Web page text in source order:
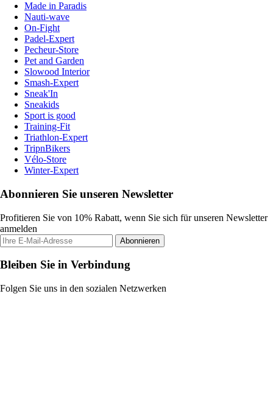
Made in Paradis
Nauti-wave
On-Fight
Padel-Expert
Pecheur-Store
Pet and Garden
Slowood Interior
Smash-Expert
Sneak'In
Sneakids
Sport is good
Training-Fit
Triathlon-Expert
TripnBikers
Vélo-Store
Winter-Expert
Abonnieren Sie unseren Newsletter
Profitieren Sie von 10% Rabatt, wenn Sie sich für unseren Newsletter
anmelden
Abonnieren
Bleiben Sie in Verbindung
Folgen Sie uns in den sozialen Netzwerken